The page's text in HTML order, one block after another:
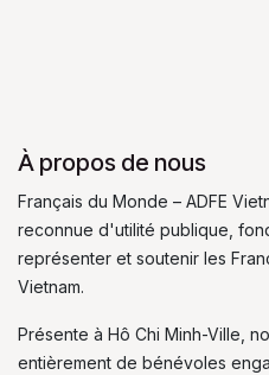
À propos de nous
Français du Monde – ADFE
reconnue d'utilité publique,
représenter et soutenir les
Vietnam.
Présente à Hô Chi Minh-Ville,
entièrement de bénévoles